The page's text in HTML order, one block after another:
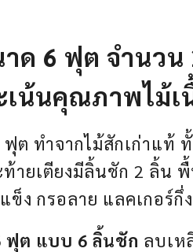
ด 6 ฟุต จำนว
เน้นคุณภาพไม้เ
ต ทำจากไม้สักเก่าแท้
ายเตียงมีลิ้นชัก 2 ลิ้น พื้
ข็ง กรอลาย แลคเกอร์กึ่
ฟุต แบบ 6 ลิ้นชัก ลบเห